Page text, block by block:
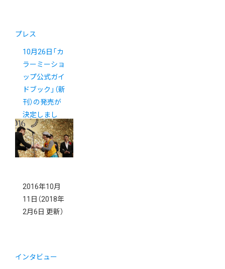
プレス
10月26日「カ
ラーミーショ
ップ公式ガイ
ドブック」（新
刊）の発売が
決定しまし
た！
2016年10月
11日 （2018年
2月6日 更新）
インタビュー